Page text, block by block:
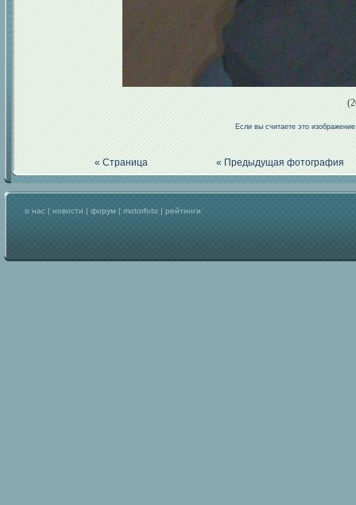
Если вы считаете это
« Страница « Предыдущая фотография
о нас | новости | форум | motorfoto | рейтинги